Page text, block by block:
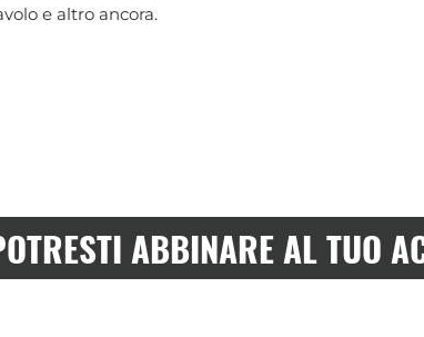
e altro ancora.
ABBINARE AL TUO